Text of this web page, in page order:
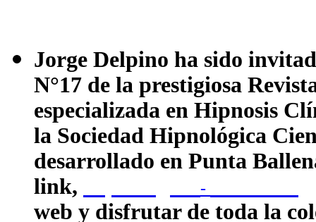
Jorge Delpino ha sido
N°17 de la prestigiosa
especializada en Hipnosis
la Sociedad Hipnológica
desarrollado en Punta
link,
-
web y disfrutar de toda la